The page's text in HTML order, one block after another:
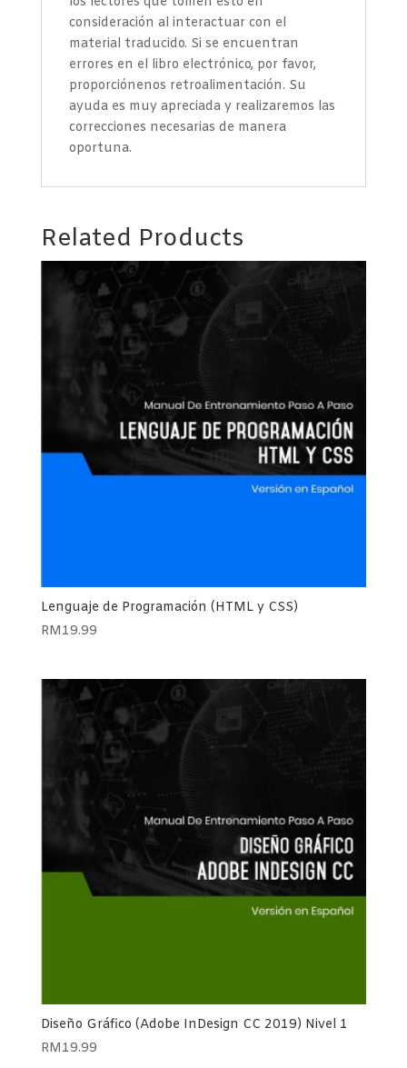
consideración al interactuar con el
material traducido. Si se encuentran
errores en el libro electrónico, por favor,
proporciónenos retroalimentación. Su
ayuda es muy apreciada y realizaremos las
correcciones necesarias de manera
oportuna.
Related Products
Lenguaje de Programación (HTML y CSS)
RM19.99
Diseño Gráfico (Adobe InDesign CC 2019) Nivel 1
RM19.99